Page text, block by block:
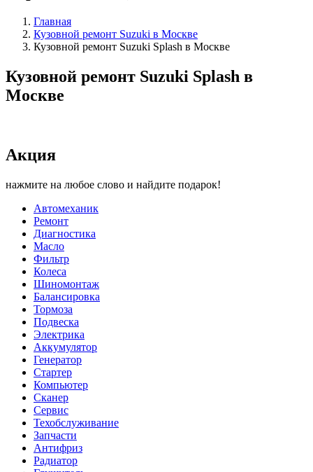
Главная
Кузовной ремонт Suzuki в Москве
Кузовной ремонт Suzuki Splash в Москве
Кузовной ремонт Suzuki Splash в
Москве
Акция
нажмите на любое слово и найдите подарок!
Автомеханик
Ремонт
Диагностика
Масло
Фильтр
Колеса
Шиномонтаж
Балансировка
Тормоза
Подвеска
Электрика
Аккумулятор
Генератор
Стартер
Компьютер
Сканер
Сервис
Техобслуживание
Запчасти
Антифриз
Радиатор